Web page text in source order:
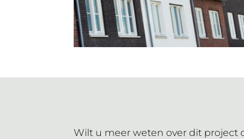
Wilt u meer weten over dit project